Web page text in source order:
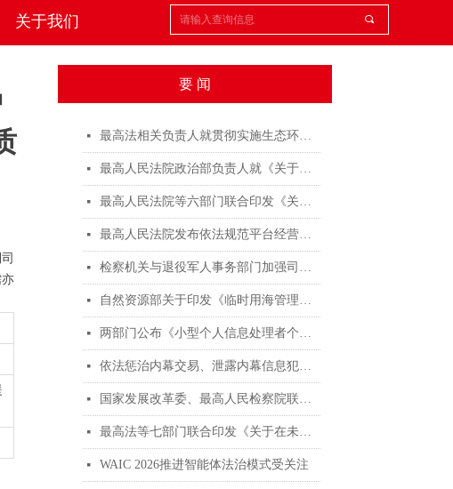
끠
关于我们
要 闻
넷 最高法相关负责人就贯彻实施生态环境法典暨司法解释清理工作答记者问
넷 最高人民法院政治部负责人就《关于进一步加强人民法院聘用制书记员管理工作的意见》答记者问
넷 最高人民法院等六部门联合印发《关于进一步加强人民法院聘用制书记员管理工作的意见》
넷 最高人民法院发布依法规范平台经营、保护消费者合法权益典型案例
넷 检察机关与退役军人事务部门加强司法救助协作典型案例
넷 自然资源部关于印发《临时用海管理办法》的通知
넷 两部门公布《小型个人信息处理者个人信息保护简化措施规定》
넷 依法惩治内幕交易、泄露内幕信息犯罪 加强资本市场法治建设 维护投资者合法权益 ——“两高”发布《关于修改〈最高人民法院、最高人民检察院关于办理内幕交易、泄露内幕信息刑事案件具体应用法律若干问题的解释〉的决定》
넷 国家发展改革委、最高人民检察院联合发布贯彻实施民营经济促进法典型案例（第二批）
넷 最高法等七部门联合印发《关于在未成年人司法保护工作中充分发挥银发力量的意见》
넷 WAIC 2026推进智能体法治模式受关注